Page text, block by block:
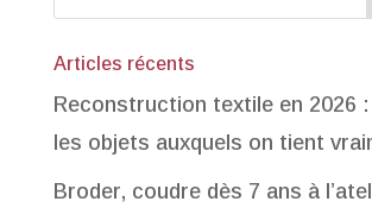
Articles récents
Reconstruction textile en 2026
les objets auxquels on tient
Broder, coudre dès 7 ans à